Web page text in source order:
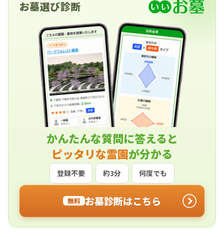
お墓選び診断
かんたんな質問に答えると
ピッタリな霊園が分かる
登録不要 約3分 何度でも
無料 お墓診断はこちら